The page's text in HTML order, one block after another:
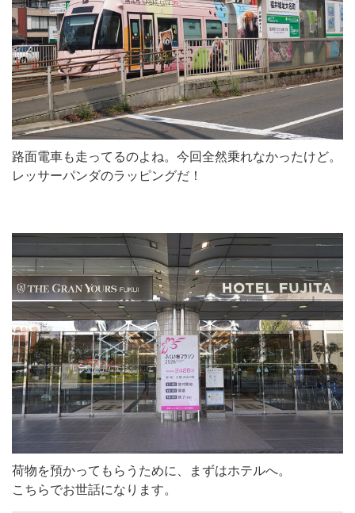
路面電車も走ってるのよね。今回全然乗れなかったけど。
レッサーパンダのラッピングだ！
荷物を預かってもらうために、まずはホテルへ。
こちらでお世話になります。